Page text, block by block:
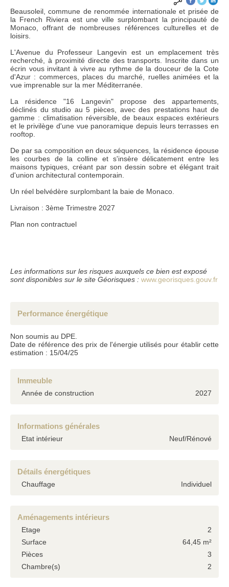
ENVOYER
*Champs obligatoires
**Au moins un des champs à renseigner
Conformément à la loi informatique et liberté du 6 janvier 1978, les renseignements
sans votre autorisation. l'article 27 vous donne la possibilité d'y avoir accès et de les
faire rectifier si nécessaire. si vous ne souhaitez pas que nous conservions ceux-ci,
nous vous serions reconnaissants de nous en informer par courrier ou par e-mail.
Beausoleil, commune de renommée internationale et prisée de
la French Riviera est une ville surplombant la principauté de
Monaco, offrant de nombreuses références culturelles et de
loisirs.
L'Avenue du Professeur Langevin est un emplacement très
recherché, à proximité directe des transports. Inscrite dans un
écrin vous invitant à vivre au rythme de la douceur de la Cote
d'Azur : commerces, places du marché, ruelles animées et la
vue imprenable sur la mer Méditerranée.
La résidence "16 Langevin" propose des appartements,
déclinés du studio au 5 pièces, avec des prestations haut de
gamme : climatisation réversible, de beaux espaces extérieurs
et le privilège d'une vue panoramique depuis leurs terrasses en
rooftop.
De par sa composition en deux séquences, la résidence épouse
les courbes de la colline et s'insère délicatement entre les
maisons typiques, créant par son dessin sobre et élégant trait
d'union architectural contemporain.
Un réel belvédère surplombant la baie de Monaco.
Livraison : 3ème Trimestre 2027
Plan non contractuel
Les informations sur les risques auxquels ce bien est exposé
sont disponibles sur le site Géorisques : www.georisques.gouv.fr
Performance énergétique
Non soumis au DPE.
Date de référence des prix de l'énergie utilisés pour établir cette
estimation : 15/04/25
Immeuble
Année de construction 2027
Informations générales
Etat intérieur Neuf/Rénové
Détails énergétiques
Chauffage Individuel
Aménagements intérieurs
Etage
2
Surface
64,45 m²
Pièces
3
Chambre(s)
2